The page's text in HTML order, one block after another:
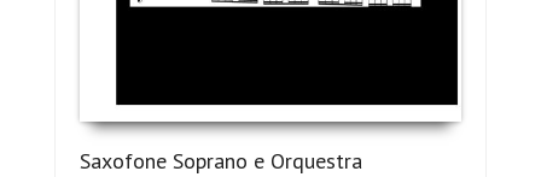
Saxofone Soprano e Orquestra